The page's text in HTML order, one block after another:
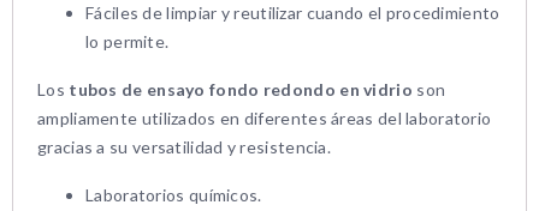
Fáciles de limpiar y reutilizar cuando el procedimiento
lo permite.
Los tubos de ensayo fondo redondo en vidrio son
ampliamente utilizados en diferentes áreas del laboratorio
gracias a su versatilidad y resistencia.
Laboratorios químicos.